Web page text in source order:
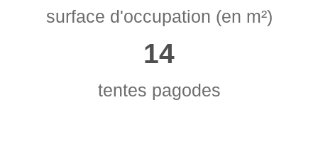
surface d'occupation (en m²)
14
tentes pagodes